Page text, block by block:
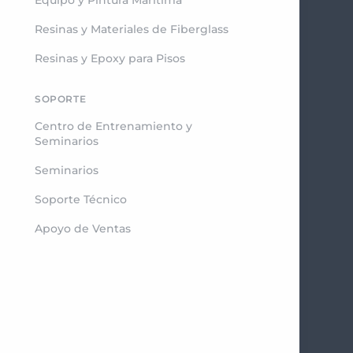
Resinas y Materiales de Fiberglass
Resinas y Epoxy para Pisos
SOPORTE
Centro de Entrenamiento y
Seminarios
Seminarios
Soporte Técnico
Apoyo de Ventas